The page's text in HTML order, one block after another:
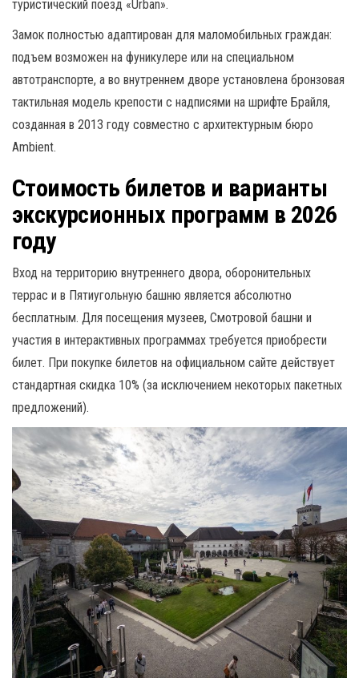
туристический поезд «Urban».
Замок полностью адаптирован для маломобильных граждан:
подъем возможен на фуникулере или на специальном
автотранспорте, а во внутреннем дворе установлена бронзовая
тактильная модель крепости с надписями на шрифте Брайля,
созданная в 2013 году совместно с архитектурным бюро
Ambient.
Стоимость билетов и варианты
экскурсионных программ в 2026
году
Вход на территорию внутреннего двора, оборонительных
террас и в Пятиугольную башню является абсолютно
бесплатным. Для посещения музеев, Смотровой башни и
участия в интерактивных программах требуется приобрести
билет. При покупке билетов на официальном сайте действует
стандартная скидка 10% (за исключением некоторых пакетных
предложений).